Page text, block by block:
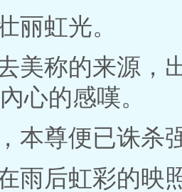
丽虹光。
美称的来源，
心的感嘆。
本尊便已诛杀
雨后虹彩的映